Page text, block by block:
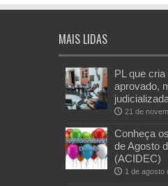
MAIS LIDAS
PL que
aprovado,
21 de
Conheça
de Agosto
(ACIDEC)
1 de agosto